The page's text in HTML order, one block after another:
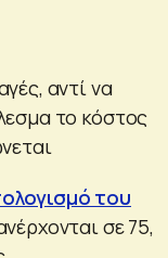
αντί να
το κόστος
του
σε 75,